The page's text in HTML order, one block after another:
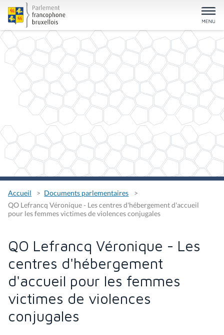
Accueil
Documents parlementaires
QO Lefrancq Véronique - Les centres d'hébergement d'accueil
pour les femmes victimes de violences conjugales
QO Lefrancq Véronique - Les
centres d'hébergement
d'accueil pour les femmes
victimes de violences
conjugales